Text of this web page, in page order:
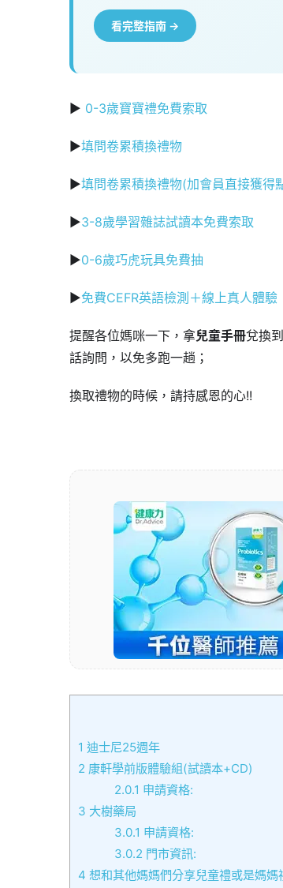
看完整指南 →
▶ 0-3歲寶寶禮免費索取
▶填問卷累積換禮物
▶填問卷累積換禮物(加會員直接獲得
▶3-8歲學習雜誌試讀本免費索取
▶0-6歲巧虎玩具免費抽
▶免費CEFR英語檢測＋線上真人體驗
提醒各位媽咪一下，拿兒童手冊兌換
話詢問，以免多跑一趟；
換取禮物的時候，請持感恩的心!!
1 迪士尼25週年
2 康軒學前版體驗組(試讀本+CD)
2.0.1 申請資格:
3 大樹藥局
3.0.1 申請資格:
3.0.2 門市資訊:
4 想和其他媽媽們分享兒童禮或是媽